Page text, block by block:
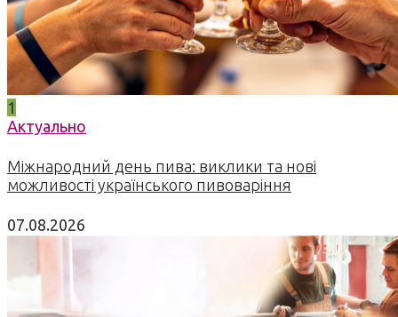
1
Актуально
Міжнародний день пива: виклики та нові
можливості українського пивоваріння
07.08.2026